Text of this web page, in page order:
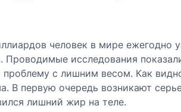
человек в мире ежегодно
Проводимые исследования
с лишним весом. Как
В первую очередь возникают
лишний жир на теле.